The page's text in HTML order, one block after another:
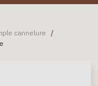
cannelure
/